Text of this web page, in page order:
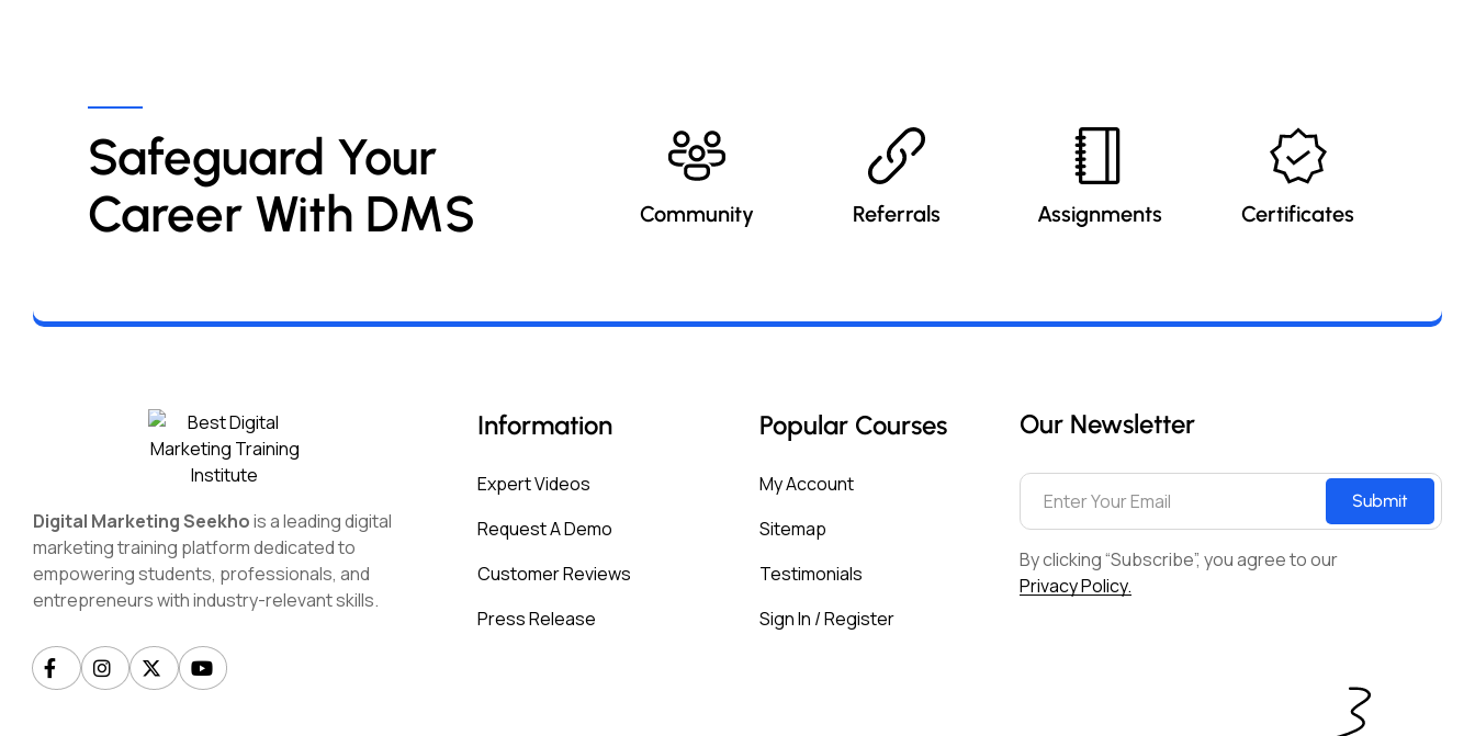
Safeguard Your
Career With DMS
Community Referrals Assignments Certificates
Digital Marketing Seekhois a leading digital
marketing training platform dedicated to
empowering students, professionals, and
entrepreneurs with industry-relevant skills.
Information
Expert Videos
Request A Demo
Customer Reviews
Press Release
Popular Courses
My Account
Sitemap
Testimonials
Sign In / Register
Our Newsletter
Submit
By clicking “Subscribe”, you agree to our
Privacy Policy.